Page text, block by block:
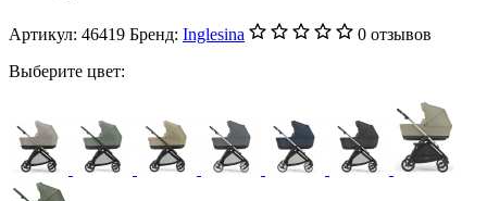
Артикул: 46419 Бренд: Inglesina
0 отзывов
Выберите цвет: